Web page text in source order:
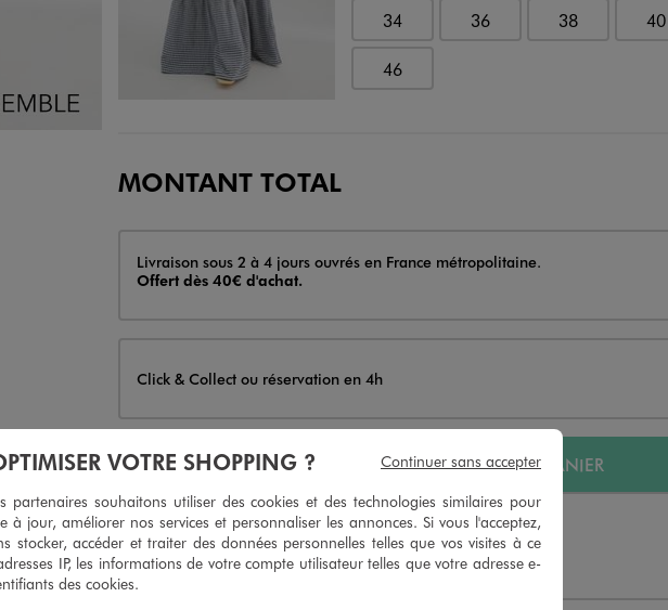
34 36 38 40
46
MONTANT TOTAL
Livraison
Livraison sous 2 à 4 jours ouvrés en France métropolitaine.
Offert dès 40€ d'achat.
Click & Collect ou réservation en 4h
AJOUTER AU PANIER
Livraison
Livraison sous 2 à 4 jours ouvrés en France métropolitaine.
Offert dès 40€ d'achat.
Indisponible
VOTRE SHOPPING ?
partenaires souhaitons utiliser des cookies et des technologies similaires pour
à jour, améliorer nos services et personnaliser les annonces. Si vous l'acceptez,
stocker, accéder et traiter des données personnelles telles que vos visites à ce
IP, les informations de votre compte utilisateur telles que votre adresse e-
des cookies.
Continuer sans accepter